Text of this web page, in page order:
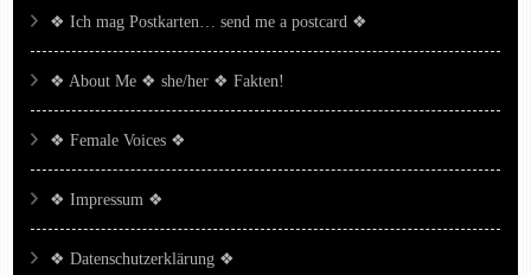
❖ Ich mag Postkarten… send me a postcard ❖
❖ About Me ❖ she/her ❖ Fakten!
❖ Female Voices ❖
❖ Impressum ❖
❖ Datenschutzerklärung ❖